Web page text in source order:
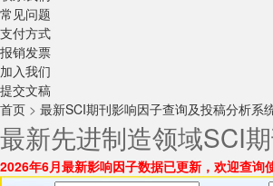
常见问题
支付方式
报销发票
加入我们
提交文稿
首页 > 最新SCI期刊影响因子查询及投稿分析系
最新先进制造领域SCI
2026年6月最新影响因子数据已更新，欢迎查询